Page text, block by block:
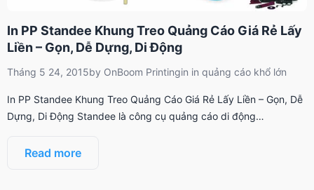
In PP Standee Khung Treo Quảng Cáo Giá Rẻ Lấy
Liền – Gọn, Dễ Dựng, Di Động
Tháng 5 24, 2015by OnBoom Printingin in quảng cáo khổ lớn
In PP Standee Khung Treo Quảng Cáo Giá Rẻ Lấy Liền – Gọn, Dễ
Dựng, Di Động Standee là công cụ quảng cáo di động…
Read more